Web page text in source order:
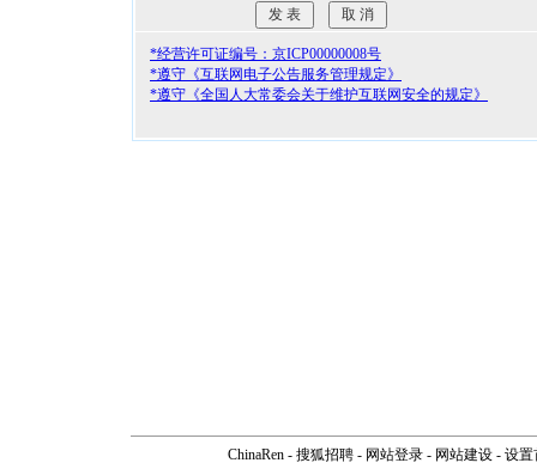
*经营许可证编号：京ICP00000008号
*遵守《互联网电子公告服务管理规定》
*遵守《全国人大常委会关于维护互联网安全的规定》
ChinaRen - 搜狐招聘 - 网站登录 - 网站建设 - 设置